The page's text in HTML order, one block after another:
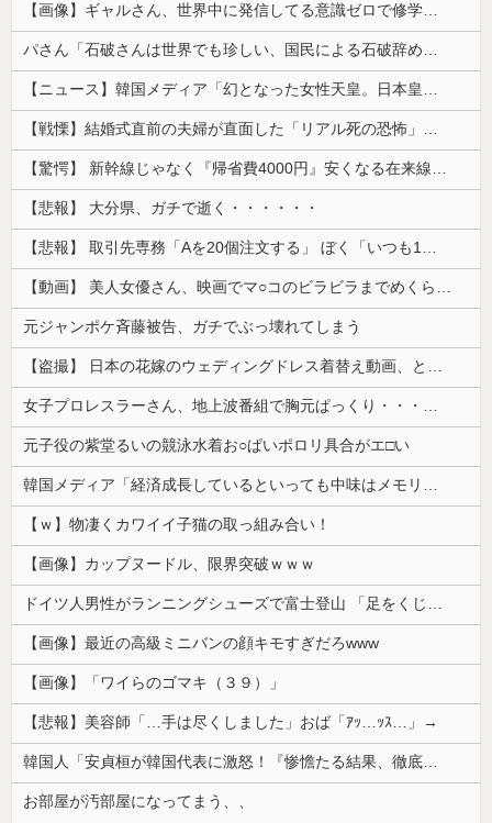
【画像】ギャルさん、世界中に発信してる意識ゼロで修学旅行の宿をSNS公開してしまうｗｗｗ 【Pickup08082952】
パさん「石破さんは世界でも珍しい、国民による石破辞めるなデモが自然発生した総理大臣です」
【ニュース】韓国メディア「幻となった女性天皇。日本皇族に韓半島の男の血が入る可能性がゼロに・・・」
【戦慄】結婚式直前の夫婦が直面した「リアル死の恐怖」がヤバすぎる・・・・
【驚愕】 新幹線じゃなく『帰省費4000円』安くなる在来線で帰省した結果ｗｗｗｗｗ
【悲報】 大分県、ガチで逝く・・・・・・
【悲報】 取引先専務「Aを20個注文する」 ぼく「いつも1～2個しか使わないけど本当に20であってる？」 取専「あってる」→結果『こう』なったんだが...
【動画】 美人女優さん、映画でマ○コのビラビラまでめくらせてしまうｗｗｗｗｗｗ
元ジャンポケ斉藤被告、ガチでぶっ壊れてしまう
【盗撮】 日本の花嫁のウェディングドレス着替え動画、とんでもない神乳だと海外で話題に
女子プロレスラーさん、地上波番組で胸元ぱっくり・・・（※画像あり）
元子役の紫堂るいの競泳水着お○ぱいポロリ具合がエ□い
韓国メディア「経済成長しているといっても中味はメモリ価格だけ。雇用増加見通しが半減してしまった」……韓国の内需不況は根強い状況っすね
【ｗ】物凄くカワイイ子猫の取っ組み合い！
【画像】カップヌードル、限界突破ｗｗｗ
ドイツ人男性がランニングシューズで富士登山 「足をくじいて動けない」
【画像】最近の高級ミニバンの顔キモすぎだろwww
【画像】「ワイらのゴマキ（３９）」
【悲報】美容師「…手は尽くしました」おば「ｱｯ…ｯｽ…」→
韓国人「安貞桓が韓国代表に激怒！『惨憺たる結果、徹底的な刷新が必要だ』と監督や協会を痛烈批判」
お部屋が汚部屋になってまう、、